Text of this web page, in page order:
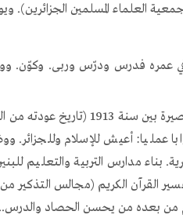
فدرس ودرّس وربى. وكوّن. ووجه.
عمليا: أعيش للإسلام
بناء مدارس التربية والتعليم
القرآن الكريم (مجالس التذكير
من بعده من يحسن الحصاد والدرس..